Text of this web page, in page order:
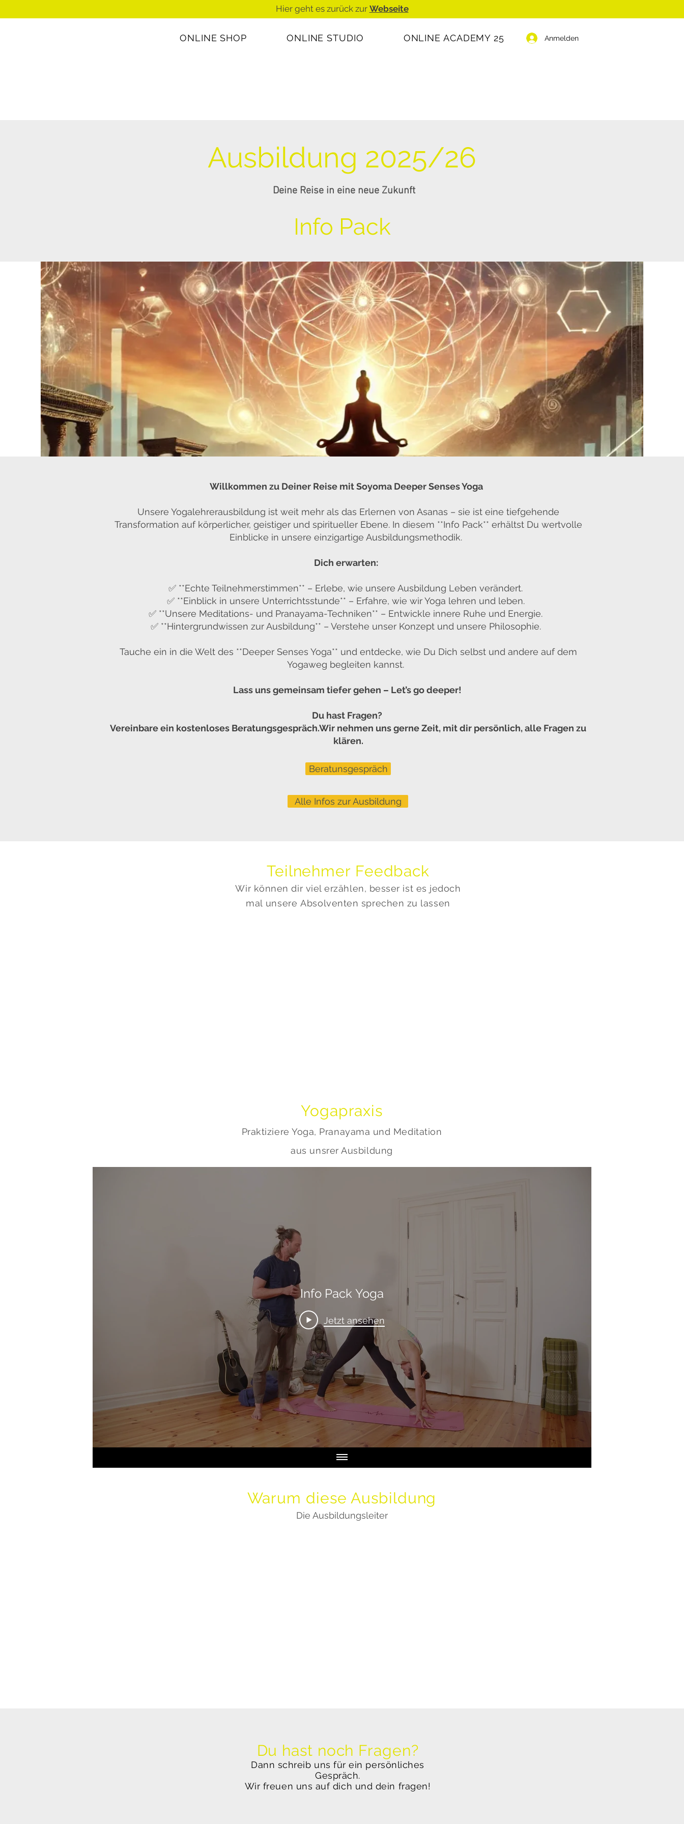
Hier geht es zurück zur Webseite
ONLINE SHOP ONLINE STUDIO ONLINE ACADEMY 25 Anmelden
Ausbildung 2025/26
Info Pack
Deine Reise in eine neue Zukunft
Willkommen zu Deiner Reise mit Soyoma Deeper Senses Yoga
Unsere Yogalehrerausbildung ist weit mehr als das Erlernen von Asanas – sie ist eine tiefgehende
Transformation auf körperlicher, geistiger und spiritueller Ebene. In diesem **Info Pack** erhältst Du wertvolle
Einblicke in unsere einzigartige Ausbildungsmethodik.
Dich erwarten:
✅ **Echte Teilnehmerstimmen** – Erlebe, wie unsere Ausbildung Leben verändert.
✅ **Einblick in unsere Unterrichtsstunde** – Erfahre, wie wir Yoga lehren und leben.
✅ **Unsere Meditations- und Pranayama-Techniken** – Entwickle innere Ruhe und Energie.
✅ **Hintergrundwissen zur Ausbildung** – Verstehe unser Konzept und unsere Philosophie.
Tauche ein in die Welt des **Deeper Senses Yoga** und entdecke, wie Du Dich selbst und andere auf dem
Yogaweg begleiten kannst.
Lass uns gemeinsam tiefer gehen – Let’s go deeper!
Du hast Fragen?
Vereinbare ein kostenloses Beratungsgespräch.Wir nehmen uns gerne Zeit, mit dir persönlich, alle Fragen zu
klären.
Beratunsgespräch
Alle Infos zur Ausbildung
Teilnehmer Feedback
Wir können dir viel erzählen, besser ist es jedoch
mal unsere Absolventen sprechen zu lassen
Yogapraxis
Praktiziere Yoga, Pranayama und Meditation
aus unsrer Ausbildung
Info Pack Yoga
Jetzt ansehen
Warum diese Ausbildung
Die Ausbildungsleiter
Du hast noch Fragen?
Dann schreib uns für ein persönliches
Gespräch.
Wir freuen uns auf dich und dein fragen!